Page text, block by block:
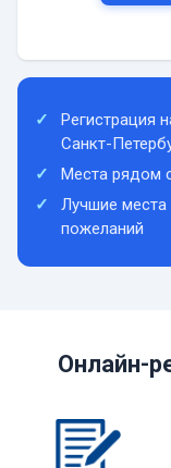
Регистрация
Санкт-
Места рядом
Лучшие места
пожеланий
Онлайн-